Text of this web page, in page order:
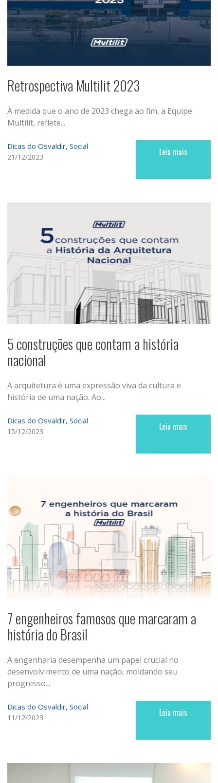
Retrospectiva Multilit 2023
À medida que o ano de 2023 chega ao fim, a Equipe
Multilit, reflete...
Dicas do Osvaldir Social
21/12/2023 Leia mais
5 construções que contam a história
nacional
A arquitetura é uma expressão viva da cultura e
história de uma nação. Ao...
Dicas do Osvaldir Social
15/12/2023 Leia mais
7 engenheiros famosos que marcaram a
história do Brasil
A engenharia desempenha um papel crucial no
desenvolvimento de uma nação, moldando seu
progresso...
Dicas do Osvaldir Social
11/12/2023 Leia mais